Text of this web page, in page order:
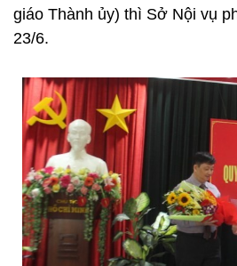
giáo Thành ủy) thì Sở Nội vụ
23/6.